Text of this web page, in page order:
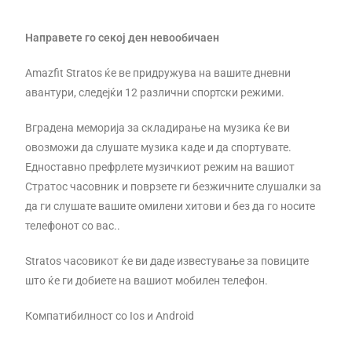
Направете го секој ден невообичаен
Amazfit Stratos ќе ве придружува на вашите дневни
авантури, следејќи 12 различни спортски режими.
Вградена меморија за складирање на музика ќе ви
овозможи да слушате музика каде и да спортувате.
Едноставно префрлете музичкиот режим на вашиот
Стратос часовник и поврзете ги безжичните слушалки за
да ги слушате вашите омилени хитови и без да го носите
телефонот со вас..
Stratos часовикот ќе ви даде известување за повиците
што ќе ги добиете на вашиот мобилен телефон.
Компатибилност со Ios и Android